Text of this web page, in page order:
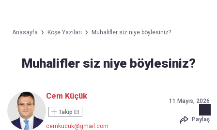
Anasayfa Köşe Yazıları Muhalifler siz niye böylesiniz?
Muhalifler siz niye böylesiniz?
Cem Küçük
Takip Et
cemkucuk@gmail.com
11 Mayıs, 2026
Paylaş